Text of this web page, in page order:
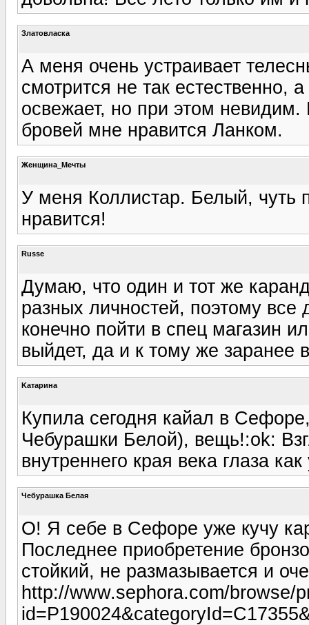
Златовласка
А меня очень устраивает
смотрится не так естественно,
освежает, но при этом
бровей мне нравится Ланком.
Женщина_Мечты
У меня Коллистар. Белый, чуть
нравится!
Russe
Думаю, что один и тот же
разных личностей, поэтому
конечно пойти в спец магазин
выйдет, да и к тому же заранее
Kатарина
Купила сегодня кайал в
Чебурашки Белой), вещь!:ok:
внутреннего края века глаза
Чебурашка Белая
О! Я себе в Сефоре уже кучу
Последнее приобретение
стойкий, не размазывается и
http://www.sephora.com/browse/